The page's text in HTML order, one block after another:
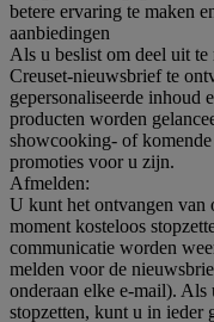
betere ervaring te maken
aanbiedingen
Als u beslist om deel uit
Creuset-nieuwsbrief te
gepersonaliseerde inhoud
producten worden
showcooking- of
promoties voor u zijn.
Afmelden:
U kunt het ontvangen van
moment kosteloos
communicatie worden
melden voor de
onderaan elke e-mail).
stopzetten, kunt u in ieder